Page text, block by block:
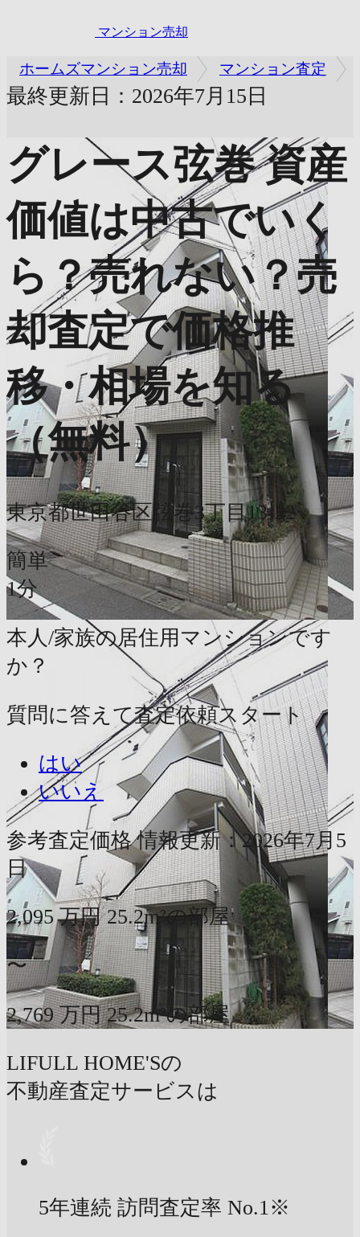
マンション売却
ホームズマンション売却 マンション査定
最終更新日：2026年7月15日
グレース弦巻 資産
価値は中古でいく
ら？売れない？売
却査定で価格推
移・相場を知る
（無料）
東京都世田谷区弦巻3丁目13-22
簡単
1分
本人/家族の居住用マンションです
か？
質問に答えて査定依頼スタート
はい
いいえ
参考査定価格 情報更新：2026年7月5
日
2,095 万円 25.2m²の部屋
〜
2,769 万円 25.2m²の部屋
LIFULL HOME'Sの
不動産査定サービスは
5年連続 訪問査定率 No.1※